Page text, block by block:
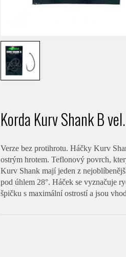
Korda Kurv Shank B
Verze bez protihrotu. Háčky Kurv
ostrým hrotem. Teflonový povrch,
Kurv Shank mají jeden z
pod úhlem 28°. Háček se vyznačuje
špičku s maximální ostrostí a jsou